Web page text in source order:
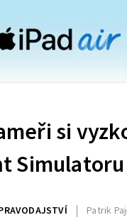
si
Simulatoru
Patrik